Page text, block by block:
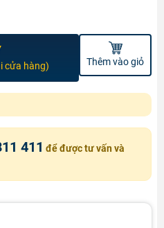
cửa hàng) Thêm vào giỏ
411 để được tư vấn và